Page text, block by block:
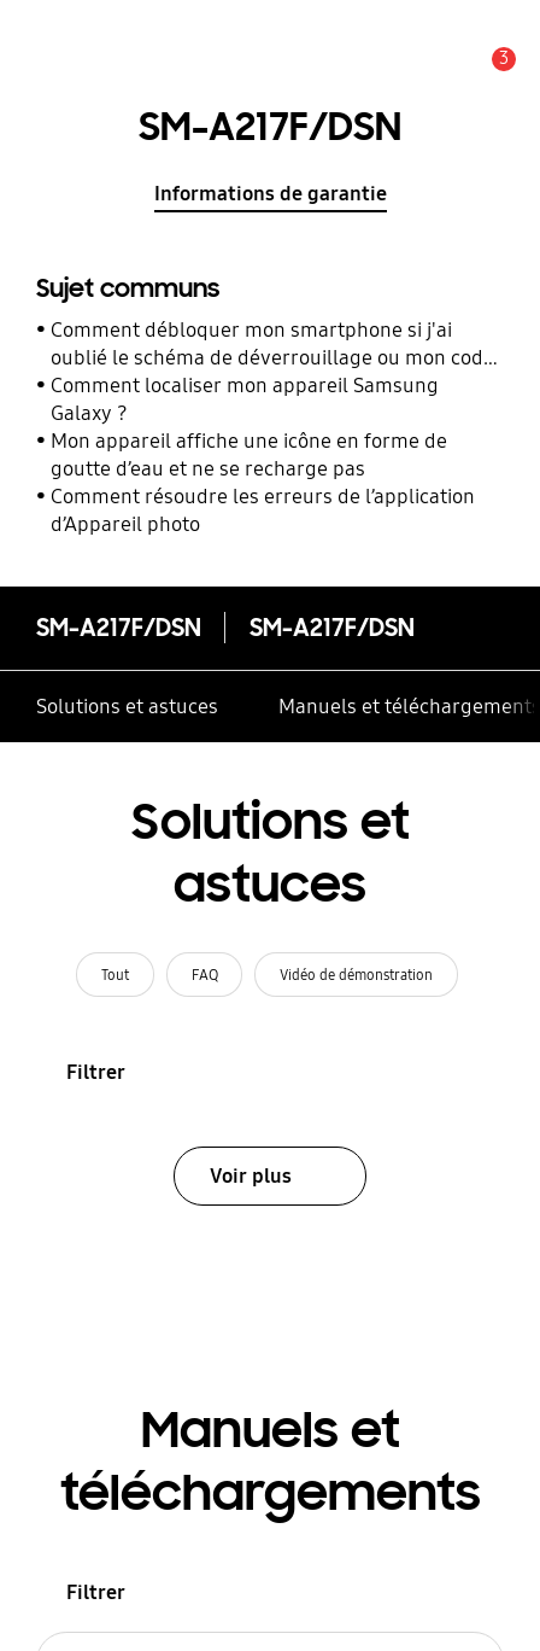
3
SM-A217F/DSN
Informations de garantie
Sujet communs
Comment débloquer mon smartphone si j'ai
oublié le schéma de déverrouillage ou mon code
PIN ?
Comment localiser mon appareil Samsung
Galaxy ?
Mon appareil affiche une icône en forme de
goutte d’eau et ne se recharge pas
Comment résoudre les erreurs de l’application
d’Appareil photo
SM-A217F/DSN SM-A217F/DSN
Solutions et astuces Manuels et téléchargements
Solutions et
astuces
Tout FAQ Vidéo de démonstration
Filtrer
Voir plus
Manuels et
téléchargements
Filtrer